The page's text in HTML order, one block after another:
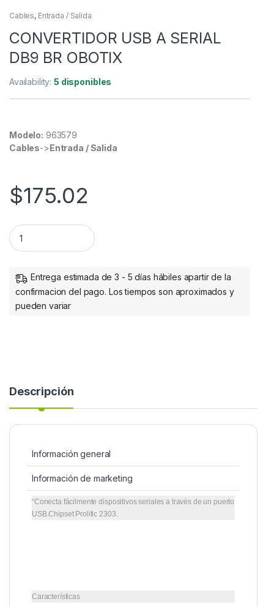
Cables, Entrada / Salida
CONVERTIDOR USB A SERIAL
DB9 BR OBOTIX
Availability:5 disponibles
Modelo: 963579
Cables-> Entrada / Salida
$175.02
CONVERTIDOR USB A SERIAL DB9 BR OBOTIX quantity
Entrega estimada de 3 - 5 días hábiles apartir de la
confirmacion del pago. Los tiempos son aproximados y
pueden variar
Descripción
Información general
Información de marketing
“Conecta fácilmente dispositivos seriales a través de un puerto
USB.Chipset Prolific 2303.
Características